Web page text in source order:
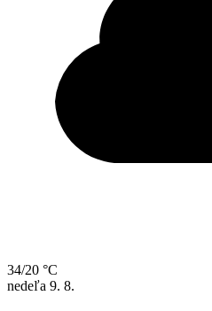
34/20 °C
nedeľa 9. 8.